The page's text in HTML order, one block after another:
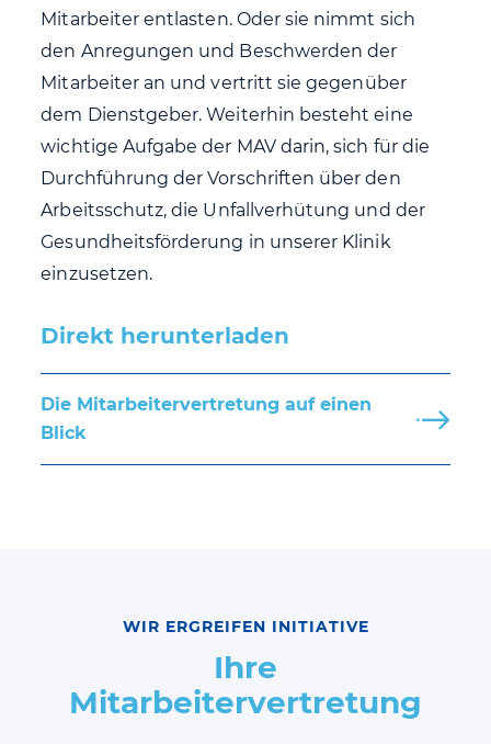
Mitarbeiter entlasten. Oder sie nimmt sich
den Anregungen und Beschwerden der
Mitarbeiter an und vertritt sie gegenüber
dem Dienstgeber. Weiterhin besteht eine
wichtige Aufgabe der MAV darin, sich für die
Durchführung der Vorschriften über den
Arbeitsschutz, die Unfallverhütung und der
Gesundheitsförderung in unserer Klinik
einzusetzen.
Direkt herunterladen
Die Mitarbeitervertretung auf einen
Blick
WIR ERGREIFEN INITIATIVE
Ihre
Mitarbeitervertretung